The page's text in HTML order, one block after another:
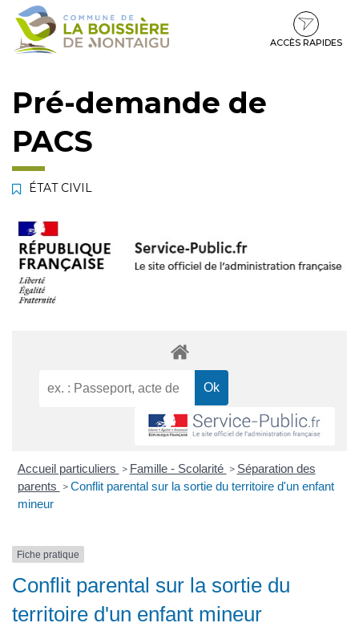
Gestion des traceurs
Aller
Aller
contenu
Aller
pied
ACCÈS RAPIDES
Pré-demande de
PACS
ÉTAT CIVIL
Accueil particuliers > Famille - Scolarité > Séparation des
parents > Conflit parental sur la sortie du territoire d'un enfant
mineur
Fiche pratique
Conflit parental sur la sortie du
territoire d'un enfant mineur